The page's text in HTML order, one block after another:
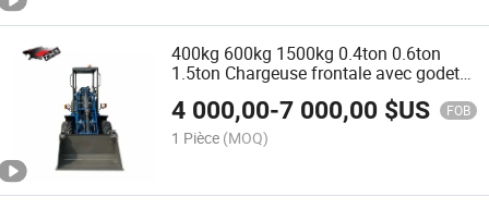
400kg 600kg 1500kg 0.4ton 0.6ton
1.5ton Chargeuse frontale avec godet
accessoire de mini chargeuse sur
chenilles chargeuse électrique à roues
4 000,00-7 000,00 $US FOB
1 Pièce (MOQ)